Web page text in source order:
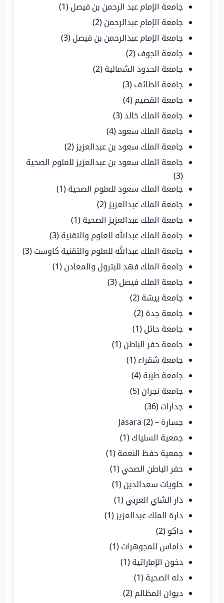
جامعة الإمام عبد الرحمن بن فيصل (1)
جامعة الإمام عبدالرحمن (2)
جامعة الإمام عبدالرحمن بن فيصل (3)
جامعة الجوف (2)
جامعة الحدود الشمالية (2)
جامعة الطائف (3)
جامعة القصيم (4)
جامعة الملك خالد(3)
جامعة الملك سعود(4)
جامعة الملك سعود بن عبدالعزيز (2)
جامعة الملك سعود بن عبدالعزيز للعلوم الصحية
(3)
جامعة الملك سعود للعلوم الصحية (1)
جامعة الملك عبدالعزيز (2)
جامعة الملك عبدالعزيز الصحية (1)
جامعة الملك عبدالله للعلوم والتقنية (3)
جامعة الملك عبدالله للعلوم والتقنية كاوست (3)
جامعة الملك فهد للبترول والمعادن (1)
جامعة الملك فيصل (3)
جامعة بيشة (2)
جامعة جدة (2)
جامعة حائل (1)
جامعة حفر الباطن (1)
جامعة شقراء (1)
جامعة طيبة (4)
جامعة نجران (5)
جدارات (36)
جسارة – Jasara(2)
جمعية السلياك (1)
جمعية حفظ النعمة (1)
حفر الباطن الصحي (1)
حلويات سعدالدين (1)
دار الشاي العربي (1)
دارة الملك عبدالعزيز (1)
داكو (2)
داماس للمجوهرات (1)
دخون الإماراتية (1)
دله الصحية (1)
ديوان المظالم (2)